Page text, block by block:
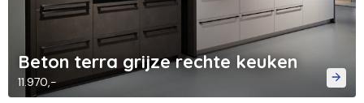
Beton terra grijze rechte keuken
11.970,-